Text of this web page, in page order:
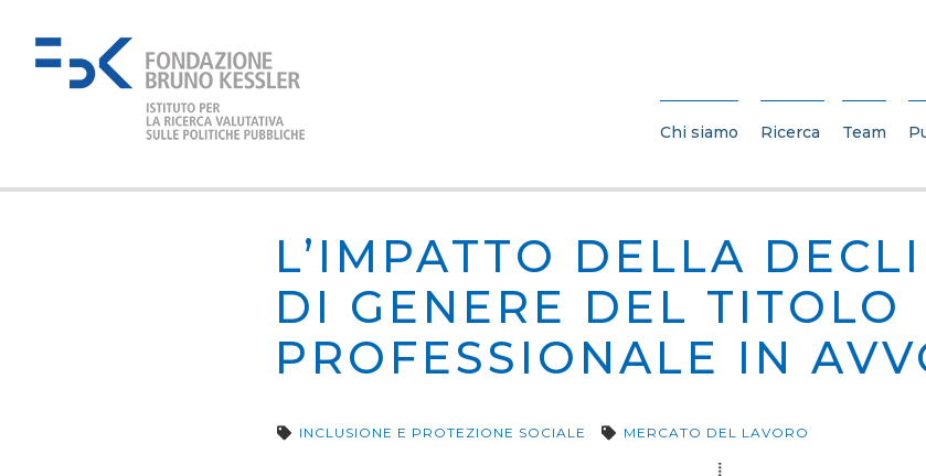
Chi siamo Ricerca Team
L’IMPATTO DELLA
DI GENERE DEL TITOLO
PROFESSIONALE IN
INCLUSIONE E PROTEZIONE SOCIALE MERCATO DEL LAVORO